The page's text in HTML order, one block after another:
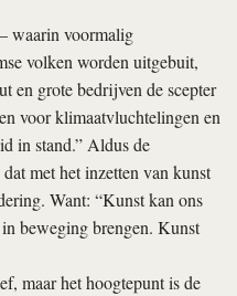
waarin voormalig
volken worden uitgebuit,
en grote bedrijven de scepter
voor klimaatvluchtelingen en
in stand.” Aldus de
met het inzetten van kunst
Want: “Kunst kan ons
beweging brengen. Kunst
maar het hoogtepunt is de